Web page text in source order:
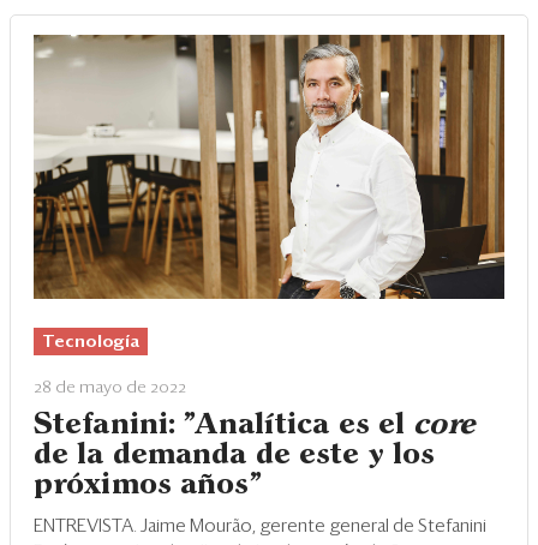
Economía y Finanzas
Legal y Política
Eventos
Blogs
Ranking CEO
Edición Impresa
Tecnología
28 de mayo de 2022
Stefanini: "Analítica es el core
de la demanda de este y los
próximos años"
ENTREVISTA. Jaime Mourão, gerente general de Stefanini